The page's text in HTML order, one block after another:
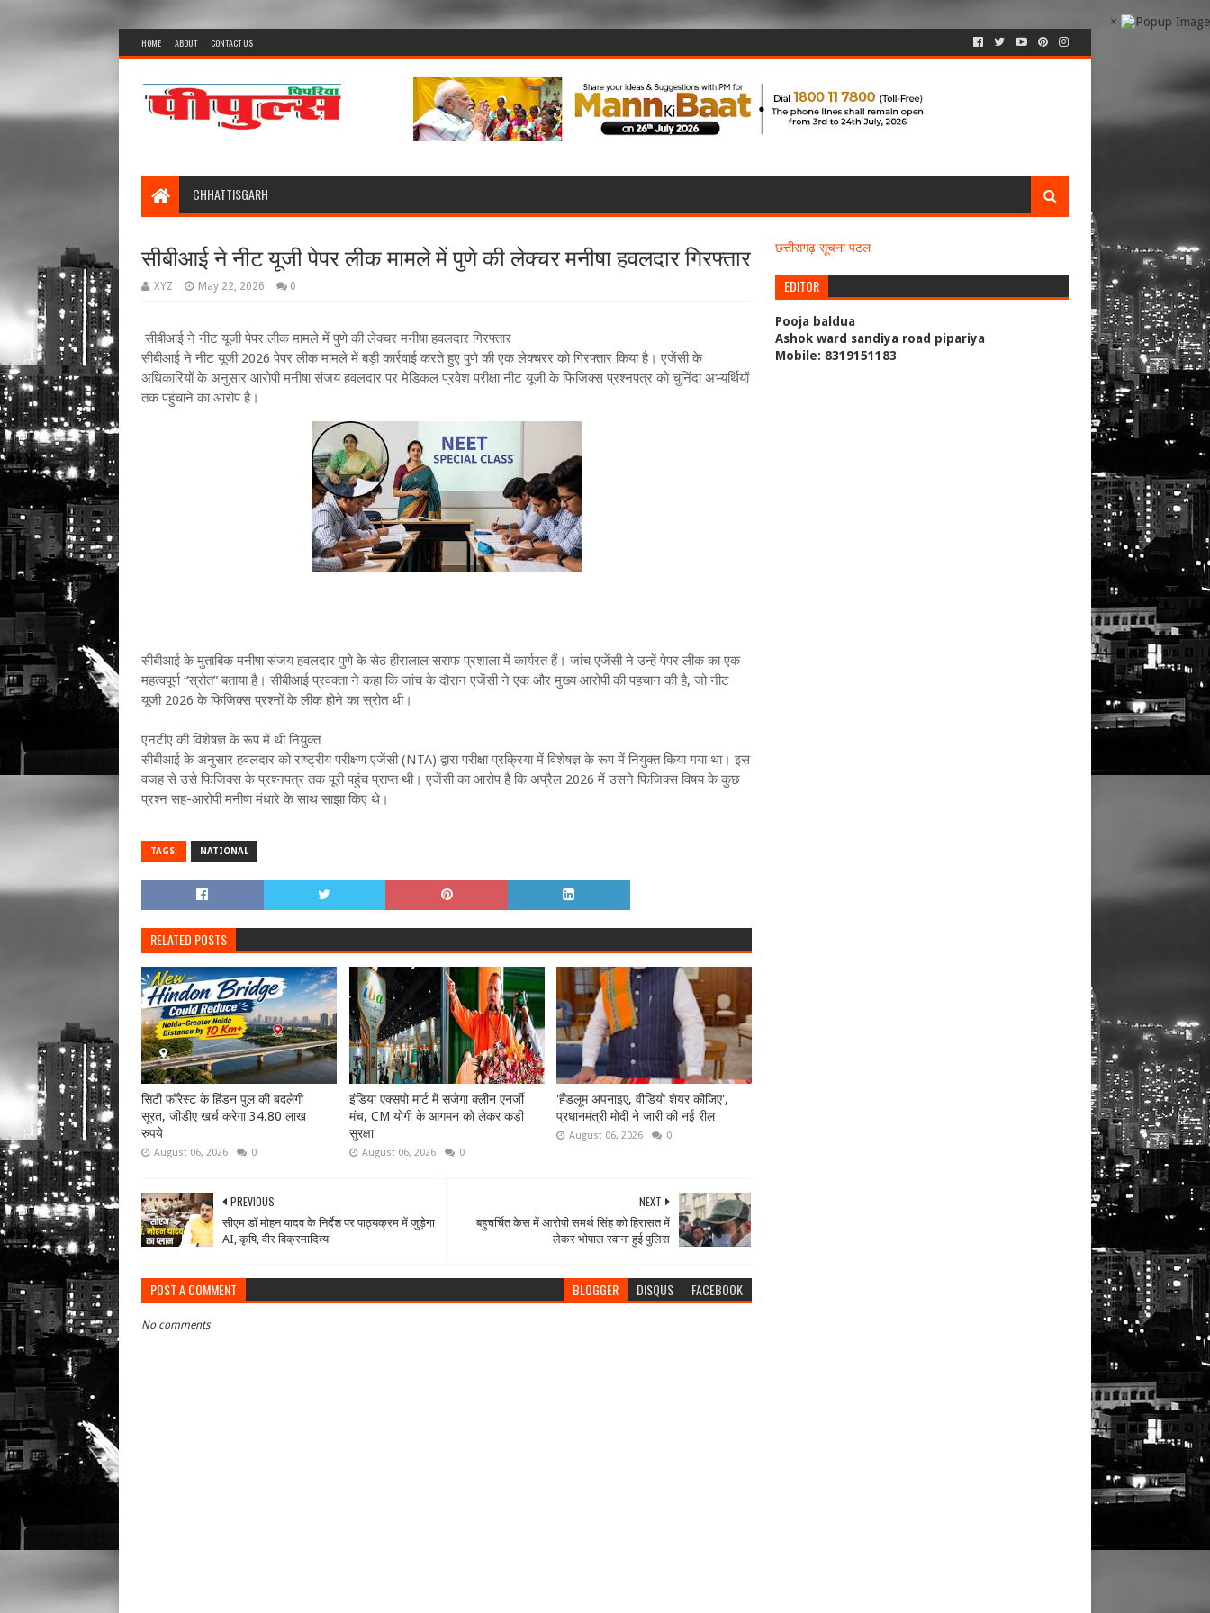
×
HOME ABOUT CONTACT US
CHHATTISGARH
सीबीआई ने नीट यूजी पेपर लीक मामले में पुणे की लेक्चर मनीषा हवलदार गिरफ्तार
XYZ May 22, 2026 0
सीबीआई ने नीट यूजी पेपर लीक मामले में पुणे की लेक्चर मनीषा हवलदार गिरफ्तार
सीबीआई ने नीट यूजी 2026 पेपर लीक मामले में बड़ी कार्रवाई करते हुए पुणे की एक लेक्चरर को गिरफ्तार किया है। एजेंसी के
अधिकारियों के अनुसार आरोपी मनीषा संजय हवलदार पर मेडिकल प्रवेश परीक्षा नीट यूजी के फिजिक्स प्रश्नपत्र को चुनिंदा अभ्यर्थियों
तक पहुंचाने का आरोप है।
सीबीआई के मुताबिक मनीषा संजय हवलदार पुणे के सेठ हीरालाल सराफ प्रशाला में कार्यरत हैं। जांच एजेंसी ने उन्हें पेपर लीक का एक
महत्वपूर्ण “स्रोत” बताया है। सीबीआई प्रवक्ता ने कहा कि जांच के दौरान एजेंसी ने एक और मुख्य आरोपी की पहचान की है, जो नीट
यूजी 2026 के फिजिक्स प्रश्नों के लीक होने का स्रोत थी।
एनटीए की विशेषज्ञ के रूप में थी नियुक्त
सीबीआई के अनुसार हवलदार को राष्ट्रीय परीक्षण एजेंसी (NTA) द्वारा परीक्षा प्रक्रिया में विशेषज्ञ के रूप में नियुक्त किया गया था। इस
वजह से उसे फिजिक्स के प्रश्नपत्र तक पूरी पहुंच प्राप्त थी। एजेंसी का आरोप है कि अप्रैल 2026 में उसने फिजिक्स विषय के कुछ
प्रश्न सह-आरोपी मनीषा मंधारे के साथ साझा किए थे।
TAGS: NATIONAL
RELATED POSTS
सिटी फॉरेस्ट के हिंडन पुल की बदलेगी
सूरत, जीडीए खर्च करेगा 34.80 लाख
रुपये
August 06, 2026 0
इंडिया एक्सपो मार्ट में सजेगा क्लीन एनर्जी
मंच, CM योगी के आगमन को लेकर कड़ी
सुरक्षा
August 06, 2026 0
'हैंडलूम अपनाइए, वीडियो शेयर कीजिए',
प्रधानमंत्री मोदी ने जारी की नई रील
August 06, 2026 0
NEXT
बहुचर्चित केस में आरोपी समर्थ सिंह को हिरासत में
लेकर भोपाल रवाना हुई पुलिस
PREVIOUS
सीएम डॉ मोहन यादव के निर्देश पर पाठ्यक्रम में जुड़ेगा
AI, कृषि, वीर विक्रमादित्य
POST A COMMENT BLOGGER DISQUS FACEBOOK
No comments
छत्तीसगढ़ सूचना पटल
EDITOR
Pooja baldua
Ashok ward sandiya road pipariya
Mobile: 8319151183